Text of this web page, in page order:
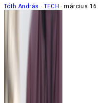
Tóth András TECH március 16.